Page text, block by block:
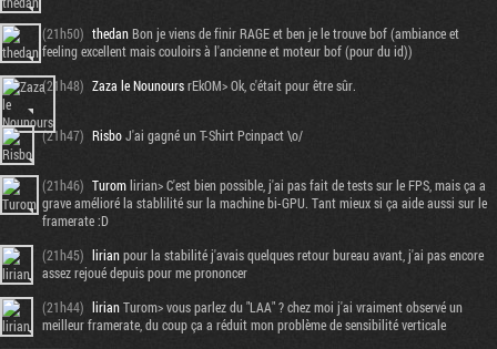
(21h50) thedanBon je viens de finir RAGE et ben je le trouve bof (ambiance et
feeling excellent mais couloirs à l'ancienne et moteur bof (pour du id))
(21h48) Zaza le NounoursrEkOM> Ok, c'était pour être sûr.
(21h47) RisboJ'ai gagné un T-Shirt Pcinpact \o/
(21h46) Turomlirian> C'est bien possible, j'ai pas fait de tests sur le FPS, mais ça a
grave amélioré la stablilité sur la machine bi-GPU. Tant mieux si ça aide aussi sur le
framerate :D
(21h45) lirianpour la stabilité j'avais quelques retour bureau avant, j'ai pas encore
assez rejoué depuis pour me prononcer
(21h44) lirianTurom> vous parlez du "LAA" ? chez moi j'ai vraiment observé un
meilleur framerate, du coup ça a réduit mon problème de sensibilité verticale